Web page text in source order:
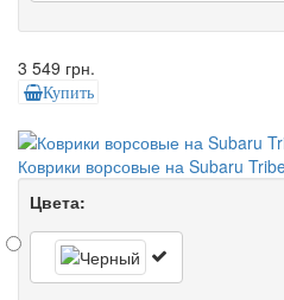
3 549 грн.
Купить
Коврики ворсовые на Subaru
Цвета: